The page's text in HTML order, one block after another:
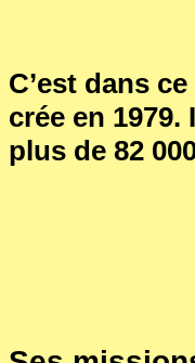
C’est dans
crée en
plus de 82